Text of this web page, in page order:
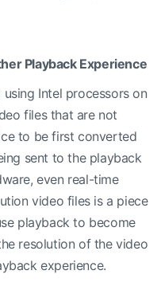
Playback Experience
Intel processors on
files that are not
to be first converted
sent to the playback
even real-time
video files is a piece
playback to become
resolution of the video
experience.